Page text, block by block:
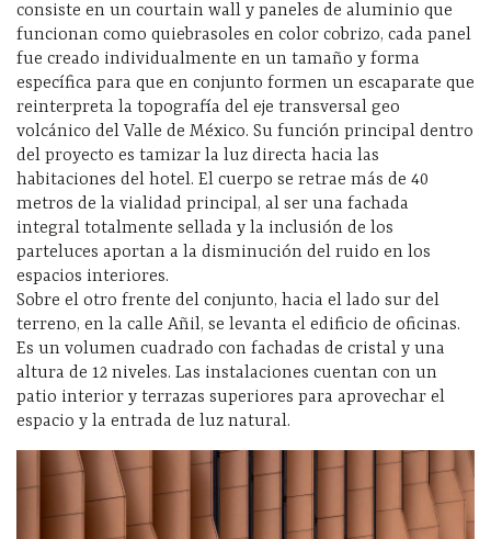
consiste en un courtain wall y paneles de aluminio que
funcionan como quiebrasoles en color cobrizo, cada panel
fue creado individualmente en un tamaño y forma
específica para que en conjunto formen un escaparate que
reinterpreta la topografía del eje transversal geo
volcánico del Valle de México. Su función principal dentro
del proyecto es tamizar la luz directa hacia las
habitaciones del hotel. El cuerpo se retrae más de 40
metros de la vialidad principal, al ser una fachada
integral totalmente sellada y la inclusión de los
parteluces aportan a la disminución del ruido en los
espacios interiores.
Sobre el otro frente del conjunto, hacia el lado sur del
terreno, en la calle Añil, se levanta el edificio de oficinas.
Es un volumen cuadrado con fachadas de cristal y una
altura de 12 niveles. Las instalaciones cuentan con un
patio interior y terrazas superiores para aprovechar el
espacio y la entrada de luz natural.